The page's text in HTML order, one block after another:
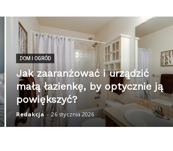
DOM I OGRÓD
Jak zaaranżować i urządzić
małą łazienkę, by optycznie ją
powiększyć?
Redakcja - 26 stycznia 2026